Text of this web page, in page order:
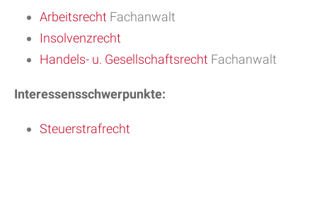
Arbeitsrecht Fachanwalt
Insolvenzrecht
Handels- u. Gesellschaftsrecht Fachanwalt
Interessensschwerpunkte:
Steuerstrafrecht